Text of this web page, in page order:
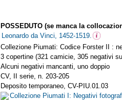
POSSEDUTO (se manca la
Leonardo da Vinci, 1452-1519.
Collezione Piumati: Codice Forster II :
3 copertine (321 camicie, 305 negativi
Alcuni negativi mancanti, uno doppio
CV, II serie, n. 203-205
Deposito temporaneo, CV-PIU.01.03
Collezione Piumati I: Negativi